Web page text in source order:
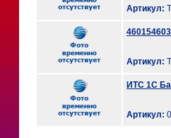
Артикул:
Артикул:
ИТС 1C
Артикул: